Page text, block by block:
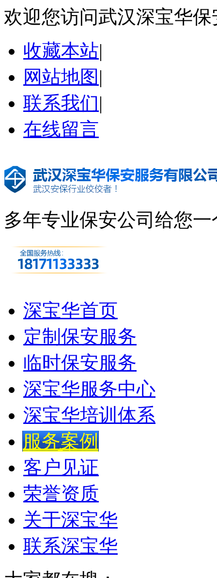
欢迎您访问武汉深宝华
收藏本站|
网站地图 |
联系我们|
在线留言
多年专业保安公司 给您一
深宝华首页
定制保安服务
临时保安服务
深宝华服务中心
深宝华培训体系
服务案例
客户见证
荣誉资质
关于深宝华
联系深宝华